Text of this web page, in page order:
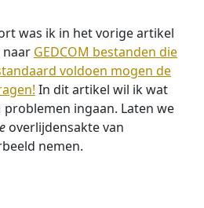
was ik in het vorige artikel
naar GEDCOM bestanden die
voldoen mogen de
In dit artikel wil ik wat
problemen ingaan. Laten we
overlijdensakte van
nemen.